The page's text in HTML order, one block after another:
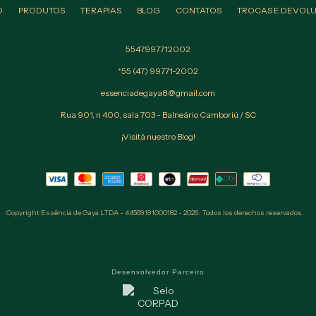
PRODUTOS TERAPIAS BLOG CONTATOS TROCAS E
5547997712002
*55 (47) 99771-2002
essenciadegaya8@gmail.com
Rua 901, n 400, sala 703 - Balneário Camboriú / SC
¡Visitá nuestro Blog!
Desenvolvedor Parceiro
Copyright Essência de Gaya LTDA - 44569191000182 - 2026. Todos los derechos reservados.